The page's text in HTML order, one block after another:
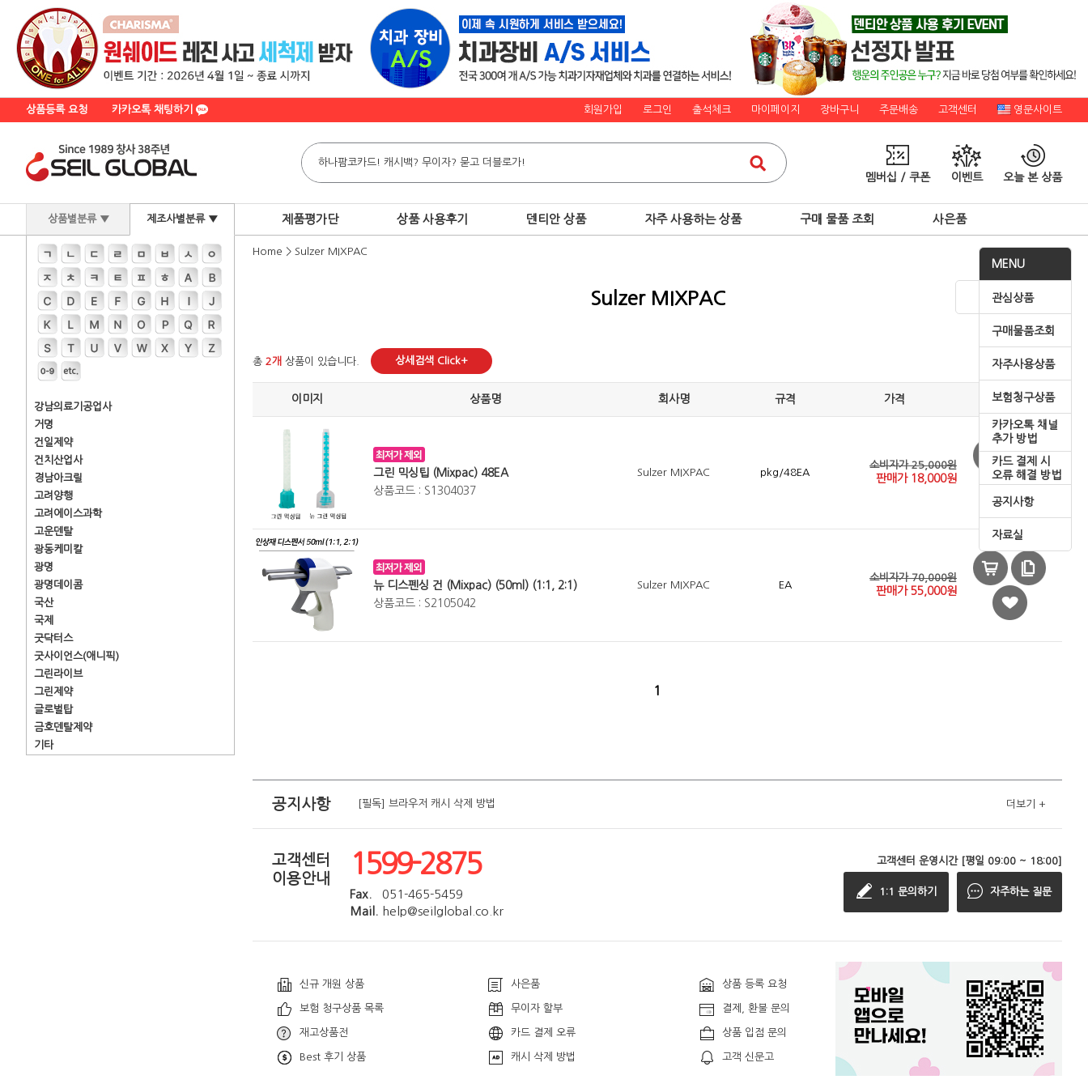
상품등록 요청 카카오톡 채팅하기 회원가입 로그인 출석체크 마이페이지 장바구니 주문배송 고객센터 영문사이트
멤버십 / 쿠폰 이벤트 오늘 본 상품
상품별분류 ▼ 제조사별분류 ▼
강남의료기공업사
거명
건일제약
건치산업사
경남아크릴
고려양행
고려에이스과학
고운덴탈
광동케미칼
광명
광명데이콤
국산
국제
굿닥터스
굿사이언스(애니픽)
그린라이브
그린제약
글로벌탑
금호덴탈제약
기타
제품평가단 상품 사용후기 덴티안 상품 자주 사용하는 상품 구매 물품 조회 사은품
MENU
관심상품
구매물품조회
자주사용상품
보험청구상품
카카오톡 채널
추가 방법
카드 결제 시
오류 해결 방법
공지사항
자료실
Home > Sulzer MIXPAC
Sulzer MIXPAC
총 2개 상품이 있습니다. 상세검색 Click+
이미지 상품명 회사명 규격 가격
그린 믹싱팁 (Mixpac) 48EA
상품코드 : S1304037
Sulzer MIXPAC pkg/48EA
소비자가 25,000원
판매가 18,000원
뉴 디스펜싱 건 (Mixpac) (50ml) (1:1, 2:1)
상품코드 : S2105042
Sulzer MIXPAC EA
소비자가 70,000원
판매가 55,000원
1
공지사항
[필독] 브라우저 캐시 삭제 방법
[필독] 브라우저 캐시 삭제 방법
더보기 +
고객센터
이용안내
1599-2875
Fax.
051-465-5459
Mail. help@seilglobal.co.kr
고객센터 운영시간 [평일 09:00 ~ 18:00]
1:1 문의하기 자주하는 질문
신규 개원 상품 사은품 상품 등록 요청
보험 청구상품 목록 무이자 할부 결제, 환불 문의
재고상품전 카드 결제 오류 상품 입점 문의
Best 후기 상품 캐시 삭제 방법 고객 신문고